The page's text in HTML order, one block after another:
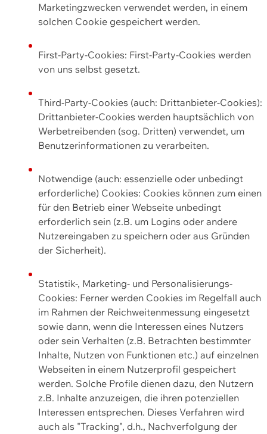
Marketingzwecken verwendet werden, in einem
solchen Cookie gespeichert werden.
First-Party-Cookies: First-Party-Cookies werden
von uns selbst gesetzt.
Third-Party-Cookies (auch: Drittanbieter-Cookies):
Drittanbieter-Cookies werden hauptsächlich von
Werbetreibenden (sog. Dritten) verwendet, um
Benutzerinformationen zu verarbeiten.
Notwendige (auch: essenzielle oder unbedingt
erforderliche) Cookies: Cookies können zum einen
für den Betrieb einer Webseite unbedingt
erforderlich sein (z.B. um Logins oder andere
Nutzereingaben zu speichern oder aus Gründen
der Sicherheit).
Statistik-, Marketing- und Personalisierungs-
Cookies: Ferner werden Cookies im Regelfall auch
im Rahmen der Reichweitenmessung eingesetzt
sowie dann, wenn die Interessen eines Nutzers
oder sein Verhalten (z.B. Betrachten bestimmter
Inhalte, Nutzen von Funktionen etc.) auf einzelnen
Webseiten in einem Nutzerprofil gespeichert
werden. Solche Profile dienen dazu, den Nutzern
z.B. Inhalte anzuzeigen, die ihren potenziellen
Interessen entsprechen. Dieses Verfahren wird
auch als "Tracking", d.h., Nachverfolgung der